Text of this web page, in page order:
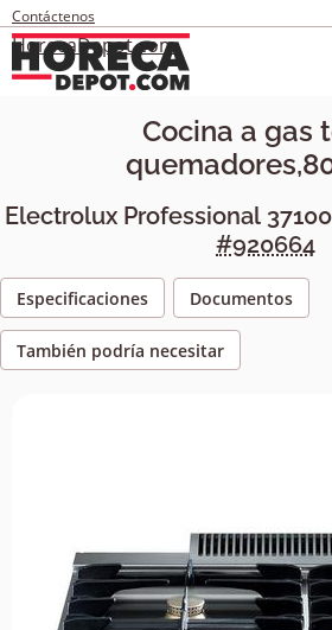
Contáctenos
HorecaDepot.com
Cocina a gas
Electrolux Professional
#920664
Especificaciones Documentos
También podría necesitar